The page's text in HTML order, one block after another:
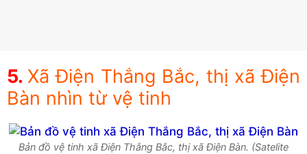
Xã Điện Thắng Bắc, thị xã Điện
Bàn nhìn từ vệ tinh
Bản đồ vệ tinh xã Điện Thắng Bắc, thị xã Điện Bàn. (Satelite